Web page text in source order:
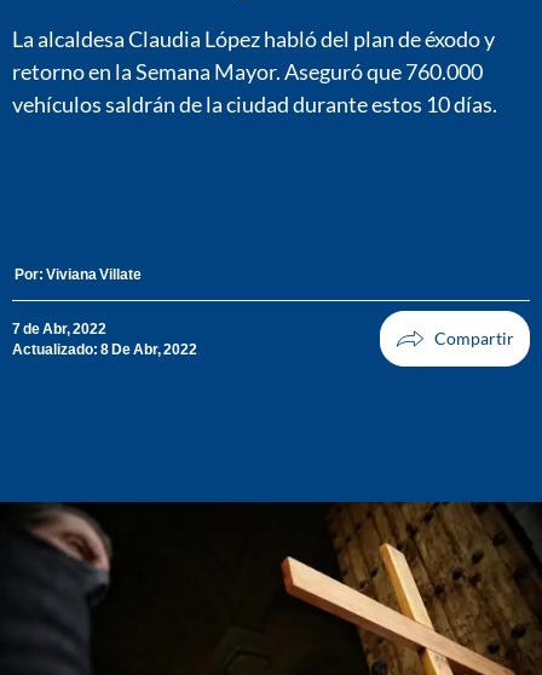
La alcaldesa Claudia López habló del plan de éxodo y
retorno en la Semana Mayor. Aseguró que 760.000
vehículos saldrán de la ciudad durante estos 10 días.
Por: Viviana Villate
7 de Abr, 2022
Actualizado: 8 De Abr, 2022